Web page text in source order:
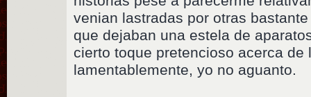
venian lastradas por otras
que dejaban una estela de
cierto toque pretencioso acerca
lamentablemente, yo no aguanto.